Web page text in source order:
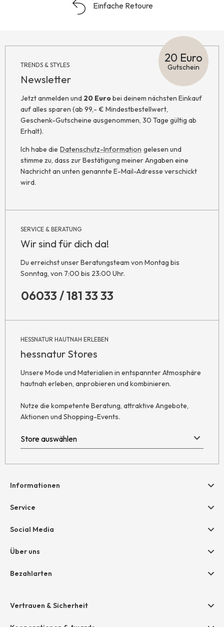
Einfache Retoure
TRENDS & STYLES
Newsletter
20 Euro
Gutschein
Jetzt anmelden und 20 Eurobei deinem nächsten Einkauf
auf alles sparen (ab 99,- € Mindestbestellwert,
Geschenk-Gutscheine ausgenommen, 30 Tage gültig ab
Erhalt).
Ich habe die Datenschutz-Information gelesen und
stimme zu, dass zur Bestätigung meiner Angaben eine
Nachricht an unten genannte E-Mail-Adresse verschickt
wird.
SERVICE & BERATUNG
Wir sind für dich da!
Du erreichst unser Beratungsteam von Montag bis
Sonntag, von 7:00 bis 23:00 Uhr.
06033 / 181 33 33
HESSNATUR HAUTNAH ERLEBEN
hessnatur Stores
Unsere Mode und Materialien in entspannter Atmosphäre
hautnah erleben, anprobieren und kombinieren.
Nutze die kompetente Beratung, attraktive Angebote,
Aktionen und Shopping-Events.
Informationen
Hilfe & Kontakt
Retoure
AGB
Datenschutz
Grounding Page
Service
Geschenkgutscheine
Größentabelle
Social Media
Über uns
Unternehmen
Bezahlarten
Amazon Pay
Vertrauen & Sicherheit